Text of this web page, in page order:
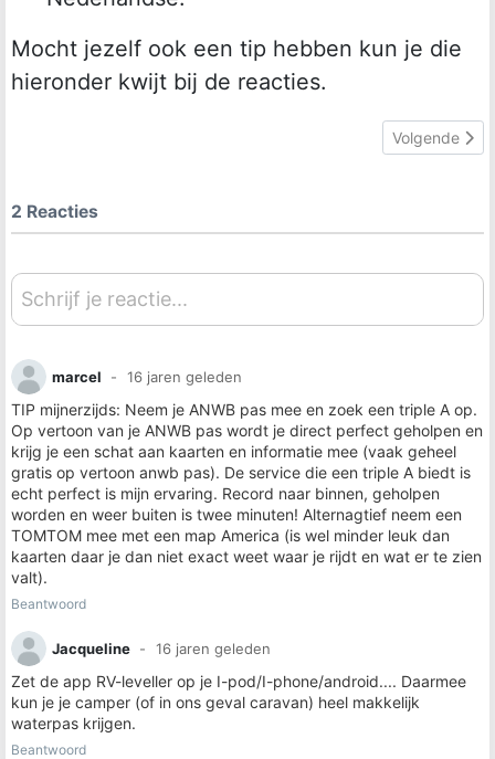
Mocht jezelf ook een tip hebben kun je die
hieronder kwijt bij de reacties.
Volgende
Volgende
2 Reacties
Schrijf je reactie...
marcel 16 jaren geleden
TIP mijnerzijds: Neem je ANWB pas mee en zoek een triple A op.
Op vertoon van je ANWB pas wordt je direct perfect geholpen en
krijg je een schat aan kaarten en informatie mee (vaak geheel
gratis op vertoon anwb pas). De service die een triple A biedt is
echt perfect is mijn ervaring. Record naar binnen, geholpen
worden en weer buiten is twee minuten! Alternagtief neem een
TOMTOM mee met een map America (is wel minder leuk dan
kaarten daar je dan niet exact weet waar je rijdt en wat er te zien
valt).
Beantwoord
Jacqueline 16 jaren geleden
Zet de app RV-leveller op je I-pod/I-phone/android.... Daarmee
kun je je camper (of in ons geval caravan) heel makkelijk
waterpas krijgen.
Beantwoord